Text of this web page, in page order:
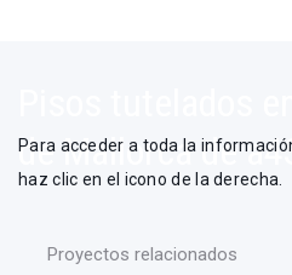
de Mallorca de
Para acceder a toda la
haz clic en el icono de la derecha.
Proyectos relacionados